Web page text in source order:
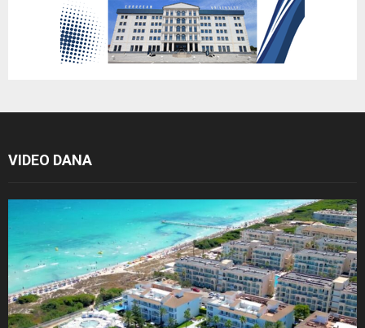
VIDEO DANA